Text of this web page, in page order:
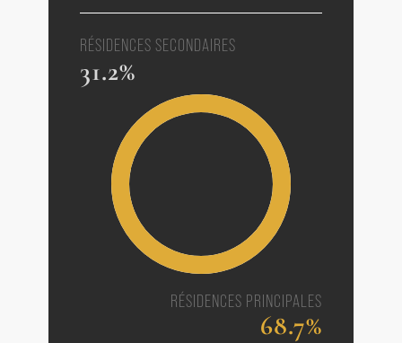
RÉSIDENCES SECONDAIRES
31.2%
RÉSIDENCES PRINCIPALES
68.7%